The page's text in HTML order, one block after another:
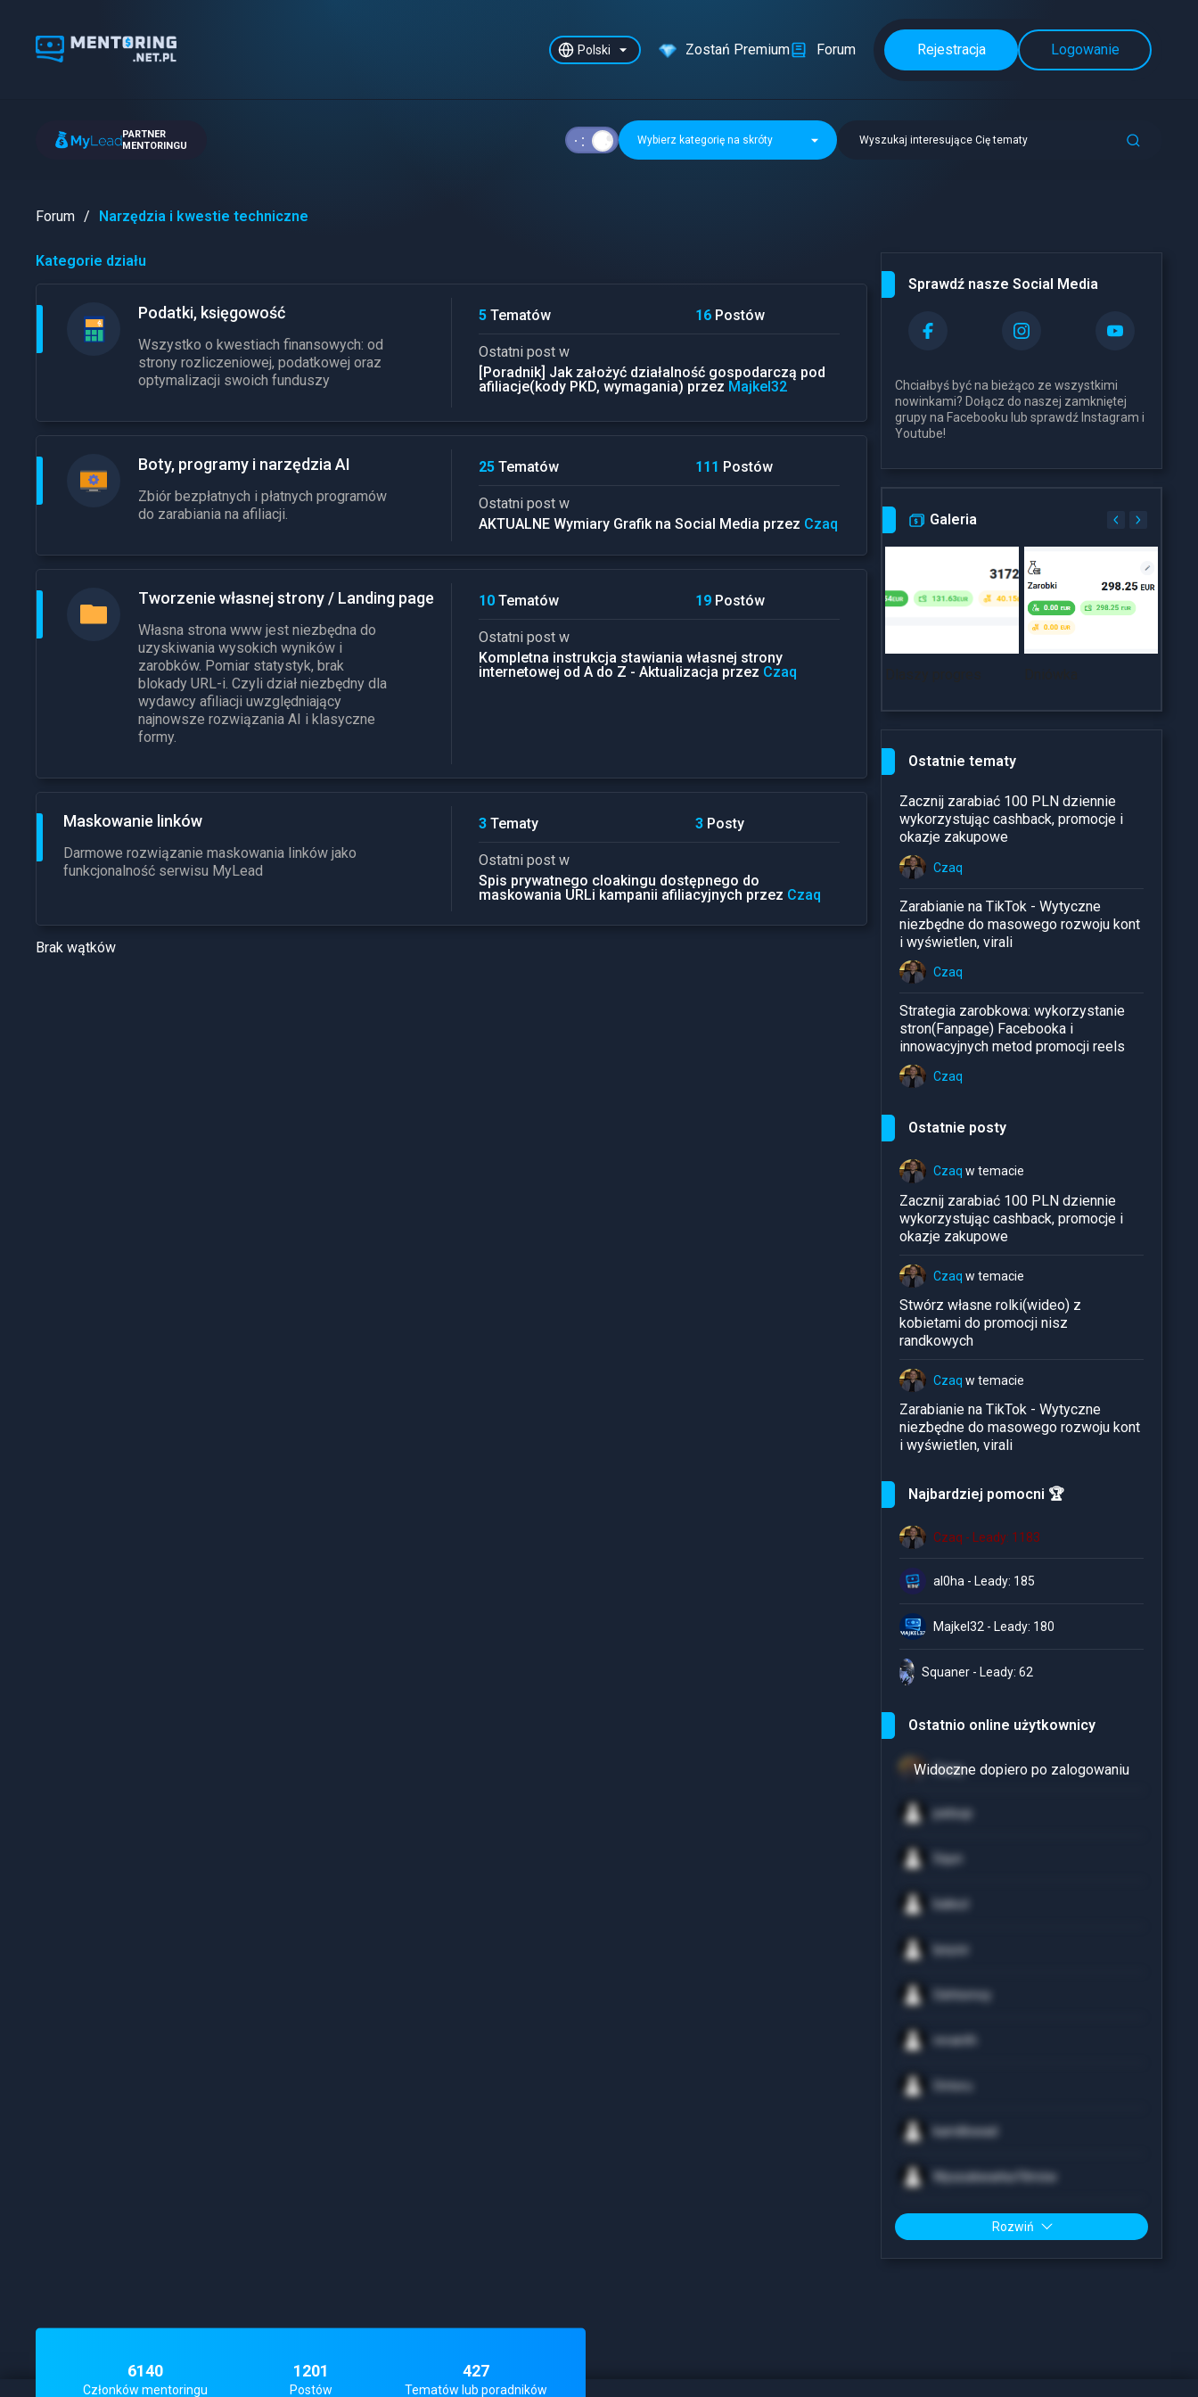
Polski Zostań Premium Forum Rejestracja Logowanie
PARTNER
MENTORINGU
Wybierz kategorię na skróty Wyszukaj interesujące Cię tematy
Forum Narzędzia i kwestie techniczne
Kategorie działu
Podatki, księgowość
Wszystko o kwestiach finansowych: od
strony rozliczeniowej, podatkowej oraz
optymalizacji swoich funduszy
5Tematów 16Postów
Ostatni post w
[Poradnik] Jak założyć działalność gospodarczą pod
afiliacje(kody PKD, wymagania) przez Majkel32
Boty, programy i narzędzia AI
Zbiór bezpłatnych i płatnych programów
do zarabiania na afiliacji.
25Tematów 111 Postów
Ostatni post w
AKTUALNE Wymiary Grafik na Social Media przez Czaq
Tworzenie własnej strony / Landing page
Własna strona www jest niezbędna do
uzyskiwania wysokich wyników i
zarobków. Pomiar statystyk, brak
blokady URL-i. Czyli dział niezbędny dla
wydawcy afiliacji uwzględniający
najnowsze rozwiązania AI i klasyczne
formy.
10Tematów 19Postów
Ostatni post w
Kompletna instrukcja stawiania własnej strony
internetowej od A do Z - Aktualizacja przez Czaq
Maskowanie linków
Darmowe rozwiązanie maskowania linków jako
funkcjonalność serwisu MyLead
3Tematy 3Posty
Ostatni post w
Spis prywatnego cloakingu dostępnego do
maskowania URLi kampanii afiliacyjnych przez Czaq
Brak wątków
Sprawdź nasze Social Media
Chciałbyś być na bieżąco ze wszystkimi
nowinkami? Dołącz do naszej zamkniętej
grupy na Facebooku lub sprawdź Instagram i
Youtube!
Galeria
7 Zarobki
Ostatnie tematy
Zacznij zarabiać 100 PLN dziennie
wykorzystując cashback, promocje i
okazje zakupowe
Czaq
Zarabianie na TikTok - Wytyczne
niezbędne do masowego rozwoju kont
i wyświetlen, virali
Czaq
Strategia zarobkowa: wykorzystanie
stron(Fanpage) Facebooka i
innowacyjnych metod promocji reels
Czaq
Ostatnie posty
Czaq w temacie
Zacznij zarabiać 100 PLN dziennie
wykorzystując cashback, promocje i
okazje zakupowe
Czaq w temacie
Stwórz własne rolki(wideo) z
kobietami do promocji nisz
randkowych
Czaq w temacie
Zarabianie na TikTok - Wytyczne
niezbędne do masowego rozwoju kont
i wyświetlen, virali
Najbardziej pomocni 🏆
Czaq - Leady: 1183
al0ha - Leady: 185
Majkel32 - Leady: 180
Squaner - Leady: 62
Ostatnio online użytkownicy
Czaq
patsup
Squn
baleut
lysyzz
Oshtomcy
revanth
Ontoru
kamillowad
Wyszukiwarka Filmów
Rozwiń
6140
Członków mentoringu
1201
Postów
427
Tematów lub poradników